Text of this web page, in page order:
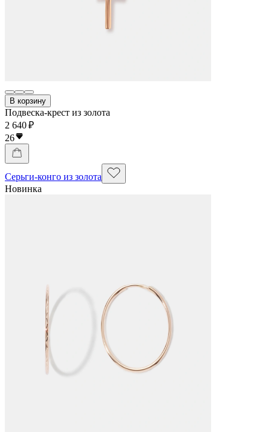
В корзину
Подвеска-крест из золота
2 640 ₽
26
Серьги-конго из золота
Новинка